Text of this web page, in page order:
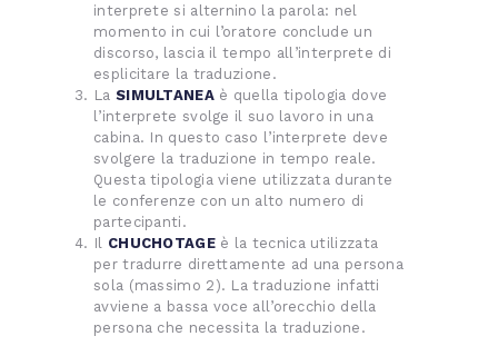
interprete si alternino la parola: nel
momento in cui l’oratore conclude un
discorso, lascia il tempo all’interprete di
esplicitare la traduzione.
La SIMULTANEA è quella tipologia dove
l’interprete svolge il suo lavoro in una
cabina. In questo caso l’interprete deve
svolgere la traduzione in tempo reale.
Questa tipologia viene utilizzata durante
le conferenze con un alto numero di
partecipanti.
Il CHUCHOTAGEè la tecnica utilizzata
per tradurre direttamente ad una persona
sola (massimo 2). La traduzione infatti
avviene a bassa voce all’orecchio della
persona che necessita la traduzione.